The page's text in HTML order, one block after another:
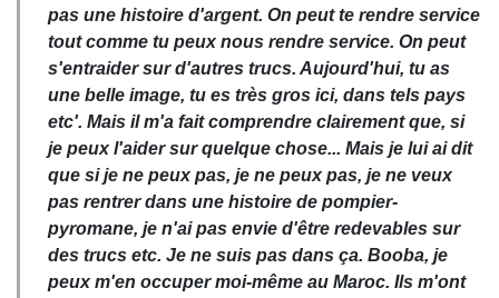
pas une histoire d'argent. On peut te rendre service
tout comme tu peux nous rendre service. On peut
s'entraider sur d'autres trucs. Aujourd'hui, tu as
une belle image, tu es très gros ici, dans tels pays
etc'. Mais il m'a fait comprendre clairement que, si
je peux l'aider sur quelque chose... Mais je lui ai dit
que si je ne peux pas, je ne peux pas, je ne veux
pas rentrer dans une histoire de pompier-
pyromane, je n'ai pas envie d'être redevables sur
des trucs etc. Je ne suis pas dans ça. Booba, je
peux m'en occuper moi-même au Maroc. Ils m'ont